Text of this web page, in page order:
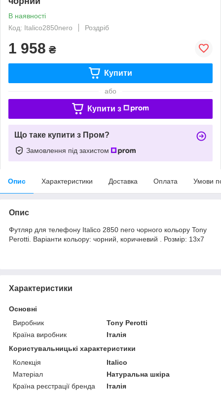
В наявності
Код: Italico2850nero
Роздріб
1 958 ₴
Купити
або
Купити з
Що таке купити з Пром?
Замовлення під захистом
Опис Характеристики Доставка Оплата Умови
Опис
Футляр для телефону Italico 2850 nero чорного кольору Tony
Perotti. Варіанти кольору: чорний, коричневий . Розмір: 13х7
Характеристики
Основні
Виробник
Tony Perotti
Країна виробник
Італія
Користувальницькі характеристики
Колекція
Italico
Матеріал
Натуральна шкіра
Країна реєстрації бренда
Італія